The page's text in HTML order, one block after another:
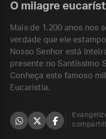
O milagre
Mais de 1.200 anos nos
verdade que ele
Nosso Senhor está
presente no Santíssimo
Conheça este famoso
Eucaristia.